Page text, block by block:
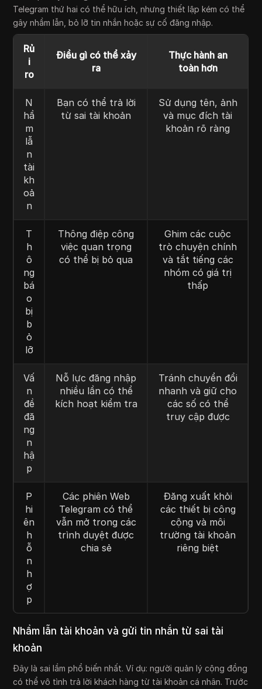
Telegram thứ hai có thể hữu ích, nhưng thiết lập kém có thể
gây nhầm lẫn, bỏ lỡ tin nhắn hoặc sự cố đăng nhập.
Rủ
i
ro
Điều gì có thể xảy
ra
Thực hành an
toàn hơn
N
hầ
m
lẫ
n
tài
kh
oả
n
Bạn có thể trả lời
từ sai tài khoản
Sử dụng tên, ảnh
và mục đích tài
khoản rõ ràng
T
h
ô
ng
bá
o
bị
b
ỏ
lỡ
Thông điệp công
việc quan trọng
có thể bị bỏ qua
Ghim các cuộc
trò chuyện chính
và tắt tiếng các
nhóm có giá trị
thấp
Vấ
n
đề
đă
ng
n
hậ
p
Nỗ lực đăng nhập
nhiều lần có thể
kích hoạt kiểm tra
Tránh chuyển đổi
nhanh và giữ cho
các số có thể
truy cập được
P
hi
ên
h
ỗ
n
h
ợ
p
Các phiên Web
Telegram có thể
vẫn mở trong các
trình duyệt được
chia sẻ
Đăng xuất khỏi
các thiết bị công
cộng và môi
trường tài khoản
riêng biệt
Nhầm lẫn tài khoản và gửi tin nhắn từ sai tài
khoản
Đây là sai lầm phổ biến nhất. Ví dụ: người quản lý cộng đồng
có thể vô tình trả lời khách hàng từ tài khoản cá nhân. Trước